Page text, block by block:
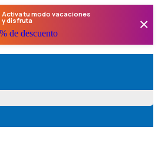
×
Activa tu modo vacaciones
y disfruta